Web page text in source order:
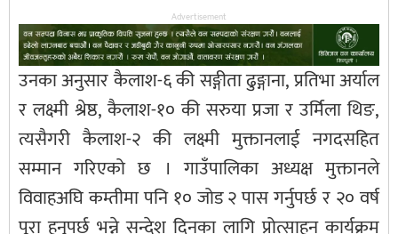
Advertisement
उनका अनुसार कैलाश-६ की सङ्गीता ढुङ्गाना, प्रतिभा अर्याल
र लक्ष्मी श्रेष्ठ, कैलाश-१० की सरुया प्रजा र उर्मिला थिङ,
त्यसैगरी कैलाश-२ की लक्ष्मी मुक्तानलाई नगदसहित
सम्मान गरिएको छ । गाउँपालिका अध्यक्ष मुक्तानले
विवाहअघि कम्तीमा पनि १० जोड २ पास गर्नुपर्छ र २० वर्ष
पूरा हुनुपर्छ भन्ने सन्देश दिनका लागि प्रोत्साहन कार्यक्रम